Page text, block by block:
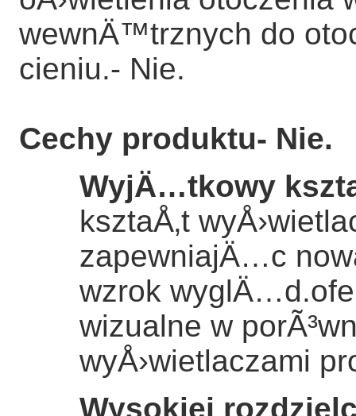
wewnÄ™trznych do
cieniu.- Nie.
Cechy produktu- Nie.
WyjÄ…tkowy
ksztaÅ‚t
zapewniajÄ…c
wzrok
wizualne w
wyÅ›wietlaczami
Wysokiej